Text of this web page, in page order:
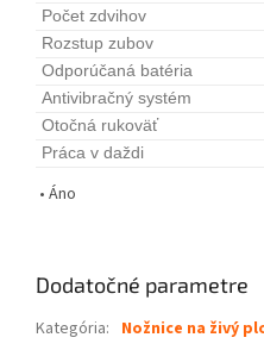
Počet zdvihov
Rozstup zubov
Odporúčaná batéria
Antivibračný systém
Otočná rukoväť
Práca v daždi
• Áno
Dodatočné parametre
Kategória: Nožnice na živý